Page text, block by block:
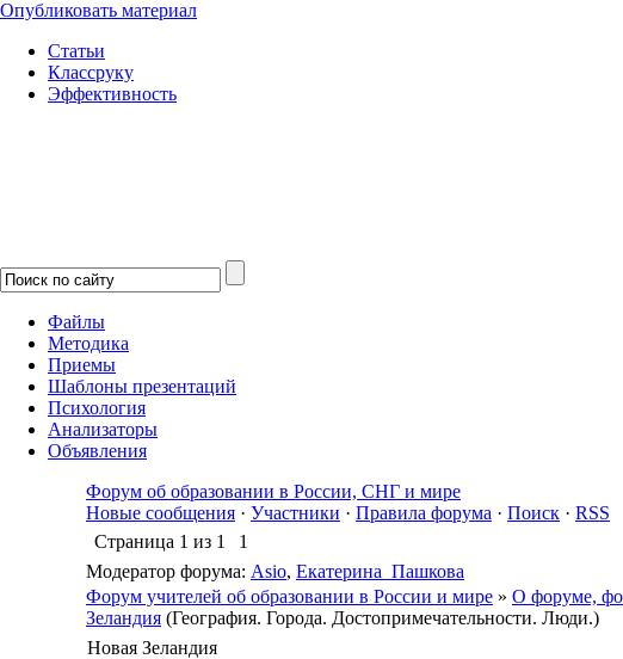
Опубликовать материал
Статьи
Классруку
Эффективность
Файлы
Методика
Приемы
Шаблоны презентаций
Психология
Анализаторы
Объявления
Форум об образовании в России, СНГ и мире
Новые сообщения · Участники · Правила форума · Поиск · RSS
Страница 1 из 1
1
Модератор форума: Asio, Екатерина_Пашкова
Форум учителей об образовании в России и мире » О форуме,
Зеландия (География. Города. Достопримечательности. Люди.)
Новая Зеландия